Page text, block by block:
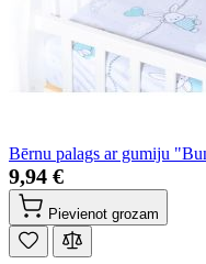
Bērnu palags ar gumiju
9,94 €
Pievienot grozam